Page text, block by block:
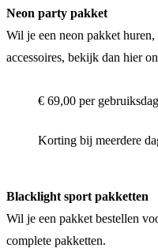
Neon party pakket
Wil je een neon pakket
accessoires, bekijk dan hier
€ 69,00 per gebruiksdag
Korting bij meerdere
Blacklight sport pakketten
Wil je een pakket bestellen
complete pakketten.